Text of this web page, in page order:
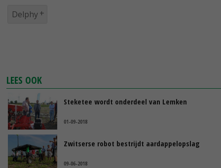
Delphy
LEES OOK
Steketee wordt onderdeel van Lemken
01-09-2018
Zwitserse robot bestrijdt aardappelopslag
09-06-2018